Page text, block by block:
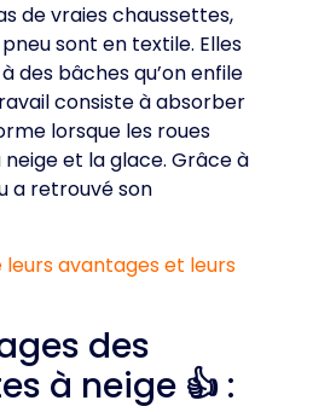
de vraies chaussettes,
sont en textile. Elles
des bâches qu’on enfile
consiste à absorber
lorsque les roues
et la glace. Grâce à
a retrouvé son
avantages et leurs
des
à neige 👍 :